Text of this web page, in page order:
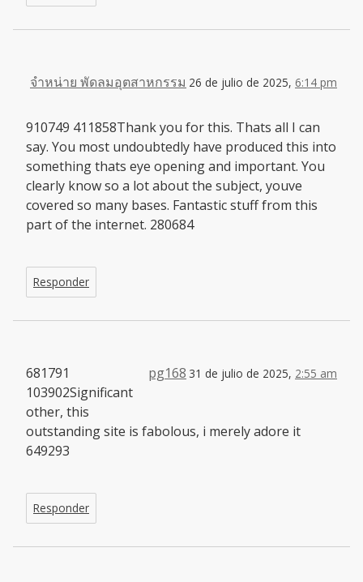
จำหน่าย พัดลมอุตสาหกรรม 26 de julio de 2025, 6:14 pm
910749 411858Thank you for this. Thats all I can
say. You most undoubtedly have produced this into
something thats eye opening and important. You
clearly know so a lot about the subject, youve
covered so many bases. Fantastic stuff from this
part of the internet. 280684
Responder
pg168 31 de julio de 2025, 2:55 am
681791
103902Significant
other, this
outstanding site is fabolous, i merely adore it
649293
Responder